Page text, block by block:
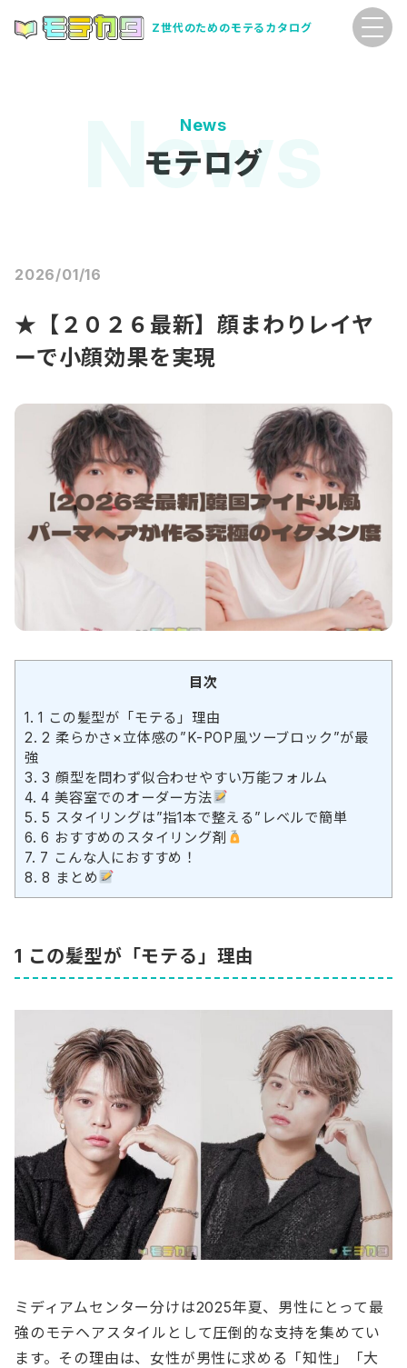
Z世代のためのモテるカタログ
News
モテログ
2026/01/16
★【２０２６最新】顔まわりレイヤ
ーで小顔効果を実現
目次
1. 1 この髪型が「モテる」理由
2. 2 柔らかさ×立体感の”K-POP風ツーブロック”が最
強
3. 3 顔型を問わず似合わせやすい万能フォルム
4. 4 美容室でのオーダー方法
5. 5 スタイリングは”指1本で整える”レベルで簡単
6. 6 おすすめのスタイリング剤
7. 7 こんな人におすすめ！
8. 8 まとめ
1 この髪型が「モテる」理由
ミディアムセンター分けは2025年夏、男性にとって最
強のモテヘアスタイルとして圧倒的な支持を集めてい
ます。その理由は、女性が男性に求める「知性」「大